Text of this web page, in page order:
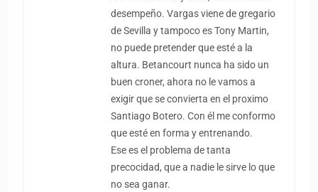
desempeño. Vargas viene de gregario
de Sevilla y tampoco es Tony Martin,
no puede pretender que esté a la
altura. Betancourt nunca ha sido un
buen croner, ahora no le vamos a
exigir que se convierta en el proximo
Santiago Botero. Con él me conformo
que esté en forma y entrenando.
Ese es el problema de tanta
precocidad, que a nadie le sirve lo que
no sea ganar.